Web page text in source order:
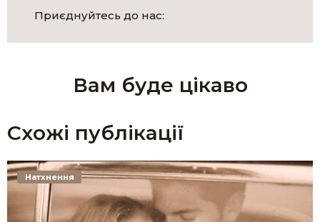
Приєднуйтесь до нас:
Вам буде цікаво
Схожі публікації
Натхнення